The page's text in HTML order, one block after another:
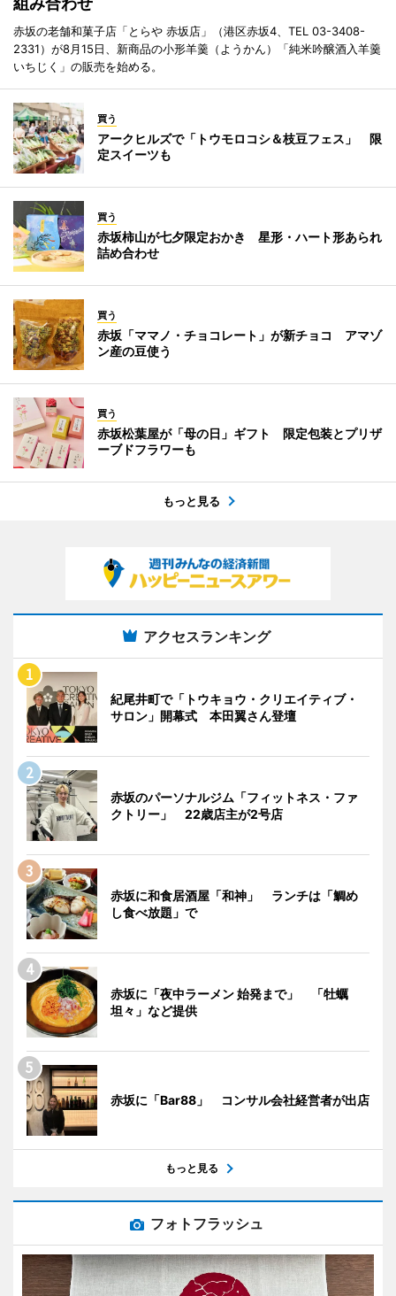
赤坂の老舗和菓子店「とらや 赤坂店」（港区赤坂4、TEL 03-3408-
2331）が8月15日、新商品の小形羊羹（ようかん）「純米吟醸酒入羊羹
いちじく」の販売を始める。
買う
アークヒルズで「トウモロコシ＆枝豆フェス」 限
定スイーツも
買う
赤坂柿山が七夕限定おかき 星形・ハート形あられ
詰め合わせ
買う
赤坂「ママノ・チョコレート」が新チョコ アマゾ
ン産の豆使う
買う
赤坂松葉屋が「母の日」ギフト 限定包装とプリザ
ーブドフラワーも
もっと見る
アクセスランキング
紀尾井町で「トウキョウ・クリエイティブ・
サロン」開幕式 本田翼さん登壇
赤坂のパーソナルジム「フィットネス・ファ
クトリー」 22歳店主が2号店
赤坂に和食居酒屋「和神」 ランチは「鯛め
し食べ放題」で
赤坂に「夜中ラーメン 始発まで」 「牡蠣
坦々」など提供
赤坂に「Bar88」 コンサル会社経営者が出店
もっと見る
フォトフラッシュ